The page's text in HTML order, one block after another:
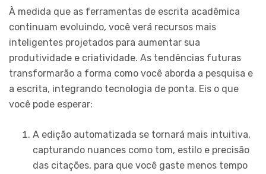
À medida que as ferramentas de escrita acadêmica
continuam evoluindo, você verá recursos mais
inteligentes projetados para aumentar sua
produtividade e criatividade. As tendências futuras
transformarão a forma como você aborda a pesquisa e
a escrita, integrando tecnologia de ponta. Eis o que
você pode esperar:
A edição automatizada se tornará mais intuitiva,
capturando nuances como tom, estilo e precisão
das citações, para que você gaste menos tempo